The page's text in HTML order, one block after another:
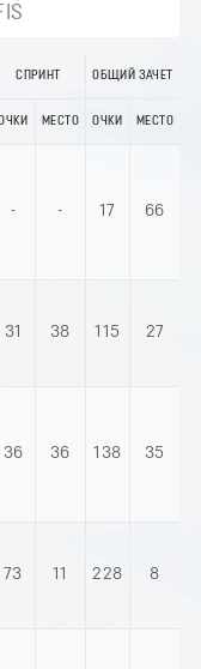
СПРИНТ ОБЩИЙ ЗАЧЕТ
МЕСТО ОЧКИ МЕСТО
- - 17 66
31 38 115 27
36 36 138 35
73 11 228 8